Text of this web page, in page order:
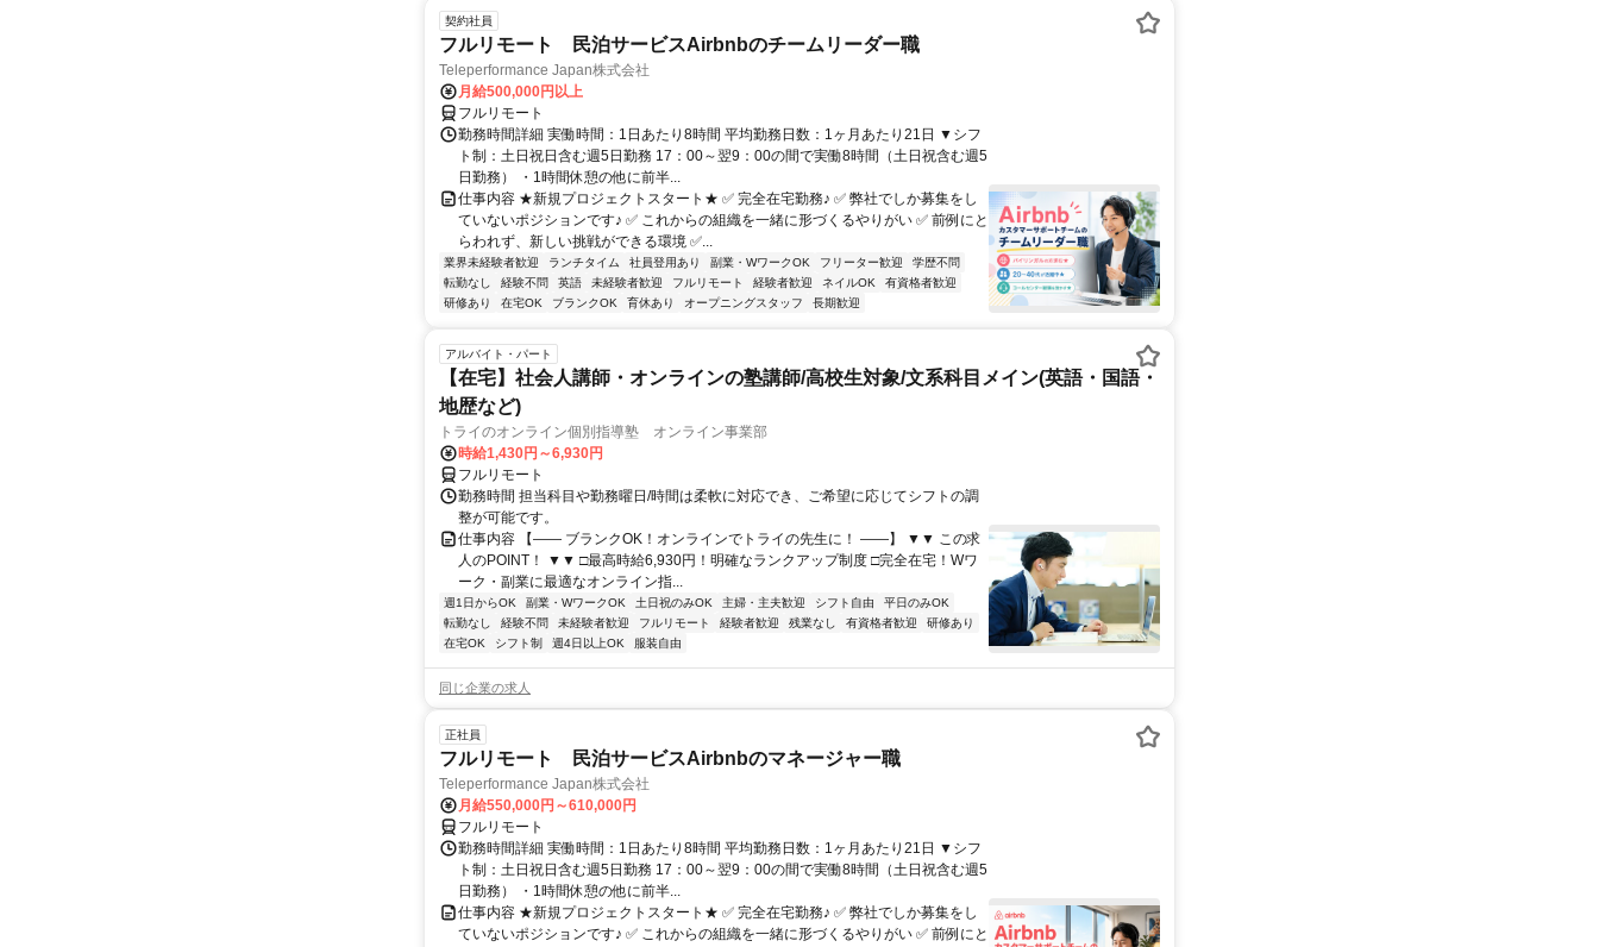
契約社員
フルリモート 民泊サービスAirbnbのチームリーダー職
Teleperformance Japan株式会社
月給500,000円以上
フルリモート
勤務時間詳細 実働時間：1日あたり8時間 平均勤務日数：1ヶ月あたり21日 ▼シフ
ト制：土日祝日含む週5日勤務 17：00～翌9：00の間で実働8時間（土日祝含む週5
日勤務） ・1時間休憩の他に前半...
仕事内容 ★新規プロジェクトスタート★ ✅ 完全在宅勤務♪ ✅ 弊社でしか募集をし
ていないポジションです♪ ✅ これからの組織を一緒に形づくるやりがい ✅ 前例にと
らわれず、新しい挑戦ができる環境 ✅...
業界未経験者歓迎 ランチタイム 社員登用あり 副業・WワークOK フリーター歓迎
学歴不問
転勤なし
経験不問 英語 未経験者歓迎 フルリモート 経験者歓迎 ネイルOK
有資格者歓迎
研修あり
在宅OK ブランクOK 育休あり オープニングスタッフ 長期歓迎
アルバイト・パート
【在宅】社会人講師・オンラインの塾講師/高校生対象/文系科目メイン(英語・国語・
地歴など)
トライのオンライン個別指導塾 オンライン事業部
時給1,430円～6,930円
フルリモート
勤務時間 担当科目や勤務曜日/時間は柔軟に対応でき、ご希望に応じてシフトの調
整が可能です。
仕事内容 【―― ブランクOK！オンラインでトライの先生に！ ――】 ▼▼ この求
人のPOINT！ ▼▼ □最高時給6,930円！明確なランクアップ制度 □完全在宅！Wワ
ーク・副業に最適なオンライン指...
週1日からOK 副業・WワークOK 土日祝のみOK 主婦・主夫歓迎 シフト自由
平日のみOK
転勤なし
経験不問 未経験者歓迎 フルリモート 経験者歓迎 残業なし 有資格者歓迎
研修あり
在宅OK
シフト制 週4日以上OK 服装自由
同じ企業の求人
正社員
フルリモート 民泊サービスAirbnbのマネージャー職
Teleperformance Japan株式会社
月給550,000円～610,000円
フルリモート
勤務時間詳細 実働時間：1日あたり8時間 平均勤務日数：1ヶ月あたり21日 ▼シフ
ト制：土日祝日含む週5日勤務 17：00～翌9：00の間で実働8時間（土日祝含む週5
日勤務） ・1時間休憩の他に前半...
仕事内容 ★新規プロジェクトスタート★ ✅ 完全在宅勤務♪ ✅ 弊社でしか募集をし
ていないポジションです♪ ✅ これからの組織を一緒に形づくるやりがい ✅ 前例にと